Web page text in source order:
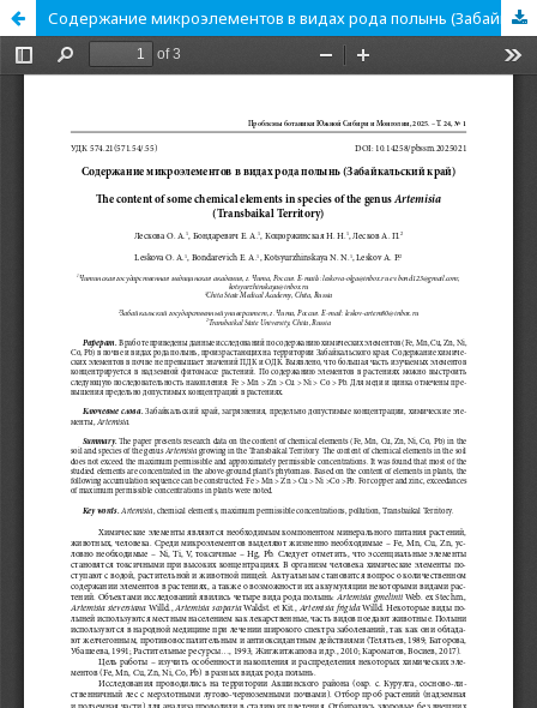
Содержание микроэлементов в видах рода полынь (Забайкальский край)